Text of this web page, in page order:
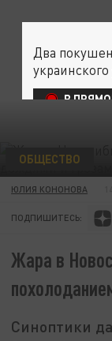
ОБЩЕСТВО
ЮЛИЯ КОНОНОВА
ПОДПИШИТЕСЬ:
Жара в
Синоптики
Два
В